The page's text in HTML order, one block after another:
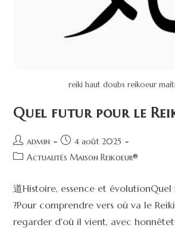
reiki haut doubs reikoeur
Quel futur pour le
admin
4 août 2025
Actualités Maison Reikoeur®
道Histoire, essence et
?Pour comprendre vers où va le
regarder d'où il vient, avec